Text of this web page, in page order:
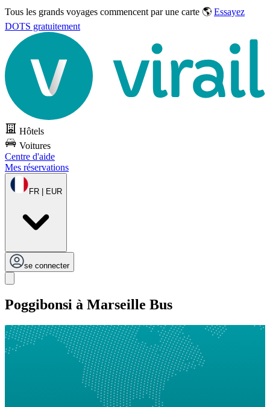
Tous les grands voyages commencent par une carte 🌎 Essayez
DOTS gratuitement
Hôtels
Voitures
Centre d'aide
Mes réservations
FR | EUR
se connecter
Poggibonsi à Marseille Bus